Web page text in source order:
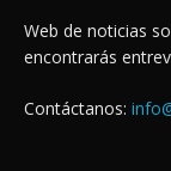
Web de noticias
encontrarás
Contáctanos: